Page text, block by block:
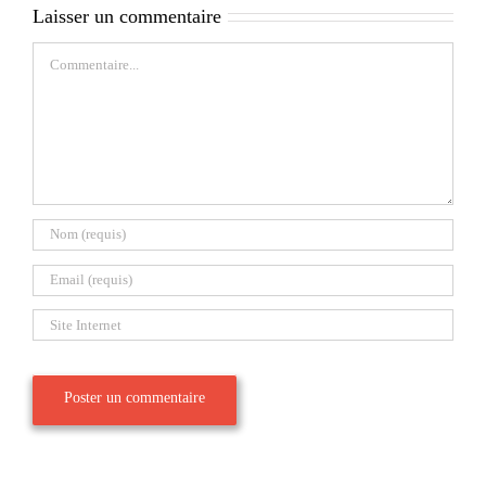
Laisser un commentaire
Commentaire